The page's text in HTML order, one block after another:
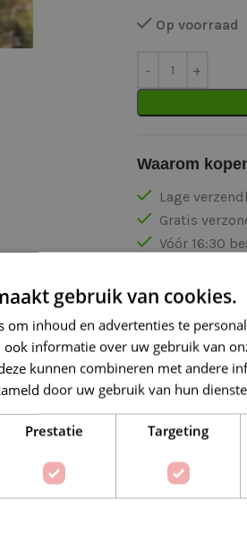
Op voorraad
Waarom
Lage
Gratis
Vóór 16:30
Veilig online
Op
gebruik van cookies.
om inhoud en advertenties te
ook informatie over uw gebruik van
kunnen combineren met andere
door uw gebruik van hun
Prestatie Targeting